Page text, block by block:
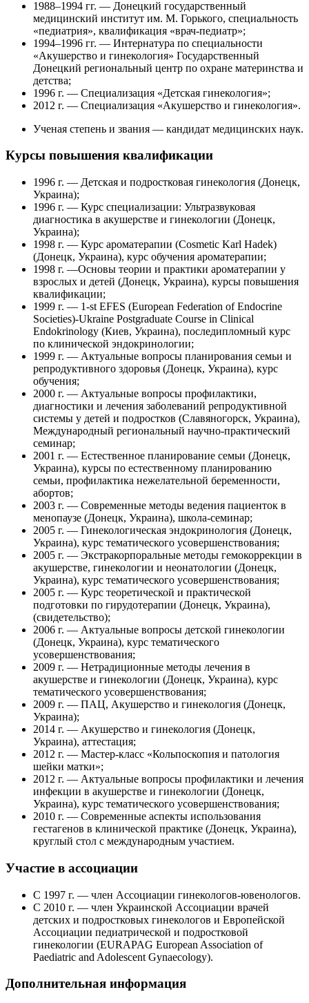
1988–1994 гг. — Донецкий государственный
медицинский институт им. М. Горького, специальность
«педиатрия», квалификация «врач-педиатр»;
1994–1996 гг. — Интернатура по специальности
«Акушерство и гинекология» Государственный
Донецкий региональный центр по охране материнства и
детства;
1996 г. — Специализация «Детская гинекология»;
2012 г. — Специализация «Акушерство и гинекология».
Ученая степень и звания — кандидат медицинских наук.
Курсы повышения квалификации
1996 г. — Детская и подростковая гинекология (Донецк,
Украина);
1996 г. — Курс специализации: Ультразвуковая
диагностика в акушерстве и гинекологии (Донецк,
Украина);
1998 г. — Курс ароматерапии (Cosmetic Karl Hadek)
(Донецк, Украина), курс обучения ароматерапии;
1998 г. —Основы теории и практики ароматерапии у
взрослых и детей (Донецк, Украина), курсы повышения
квалификации;
1999 г. — 1-st EFES (European Federation of Endocrine
Societies)-Ukraine Postgraduate Course in Clinical
Endokrinology (Киев, Украина), последипломный курс
по клинической эндокринологии;
1999 г. — Актуальные вопросы планирования семьи и
репродуктивного здоровья (Донецк, Украина), курс
обучения;
2000 г. — Актуальные вопросы профилактики,
диагностики и лечения заболеваний репродуктивной
системы у детей и подростков (Славяногорск, Украина),
Международный региональный научно-практический
семинар;
2001 г. — Естественное планирование семьи (Донецк,
Украина), курсы по естественному планированию
семьи, профилактика нежелательной беременности,
абортов;
2003 г. — Современные методы ведения пациенток в
менопаузе (Донецк, Украина), школа-семинар;
2005 г. — Гинекологическая эндокринология (Донецк,
Украина), курс тематического усовершенствования;
2005 г. — Экстракорпоральные методы гемокоррекции в
акушерстве, гинекологии и неонатологии (Донецк,
Украина), курс тематического усовершенствования;
2005 г. — Курс теоретической и практической
подготовки по гирудотерапии (Донецк, Украина),
(свидетельство);
2006 г. — Актуальные вопросы детской гинекологии
(Донецк, Украина), курс тематического
усовершенствования;
2009 г. — Нетрадиционные методы лечения в
акушерстве и гинекологии (Донецк, Украина), курс
тематического усовершенствования;
2009 г. — ПАЦ, Акушерство и гинекология (Донецк,
Украина);
2014 г. — Акушерство и гинекология (Донецк,
Украина), аттестация;
2012 г. — Мастер-класс «Кольпоскопия и патология
шейки матки»;
2012 г. — Актуальные вопросы профилактики и лечения
инфекции в акушерстве и гинекологии (Донецк,
Украина), курс тематического усовершенствования;
2010 г. — Современные аспекты использования
гестагенов в клинической практике (Донецк, Украина),
круглый стол с международным участием.
Участие в ассоциации
С 1997 г. — член Ассоциации гинекологов-ювенологов.
С 2010 г. — член Украинской Ассоциации врачей
детских и подростковых гинекологов и Европейской
Ассоциации педиатрической и подростковой
гинекологии (EURAPAG European Association of
Paediatric and Adolescent Gynaecology).
Дополнительная информация